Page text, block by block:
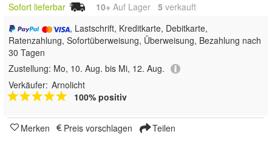
Sofort lieferbar 10+ Auf Lager 5 verkauft
, Lastschrift, Kreditkarte, Debitkarte,
Ratenzahlung, Sofortüberweisung, Überweisung, Bezahlung nach
30 Tagen
Zustellung: Mo, 10. Aug. bis Mi, 12. Aug.
Verkäufer: Arnolicht
100% positiv
Merken Preis vorschlagen Teilen